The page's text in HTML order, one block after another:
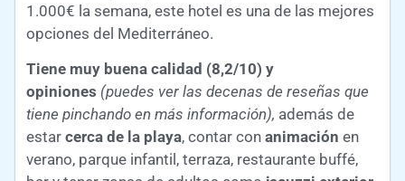
1.000€ la semana, este hotel es una de las mejores
opciones del Mediterráneo.
Tiene muy buena calidad (8,2/10) y
opiniones (puedes ver las decenas de reseñas que
tiene pinchando en más información), además de
estar cerca de la playa, contar con animación en
verano, parque infantil, terraza, restaurante buffé,